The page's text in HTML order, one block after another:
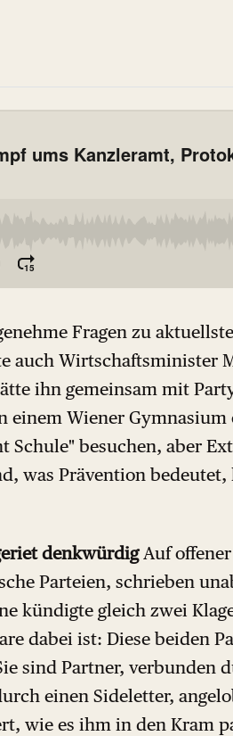
Fragen zu
auch Wirtschaftsminister
ihn gemeinsam mit
einem Wiener Gymnasium
besuchen, aber
was Prävention
denkwürdigAuf
Parteien, schrieben
kündigte gleich zwei
dabei ist: Diese beiden
sind Partner, verbunden
einen Sideletter,
wie es ihm in den Kram